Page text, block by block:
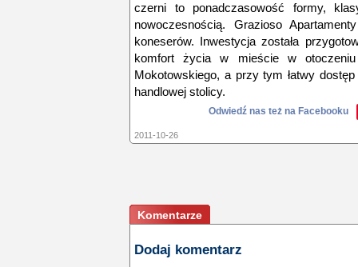
czerni to ponadczasowość formy,
nowoczesnością. Grazioso
koneserów. Inwestycja została
komfort życia w mieście w
Mokotowskiego, a przy tym łatwy dostęp
handlowej stolicy.
Odwiedź nas też na Facebooku
2011-10-26
Komentarze
Dodaj komentarz